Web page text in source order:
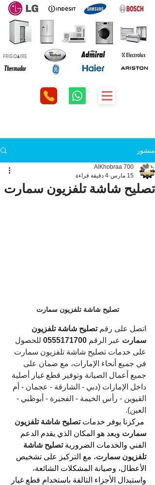
منشور
تصليح شاشة تلفزيون سمارت
AlKhobraa 700
15 مارس
4 دقيقة قراءة
تصليح شاشة تلفزيون سمارت
اتصل على رقم تصليح شاشة تلفزيون
سمارت عبر الرقم 0555171700 للحصول
على خدمات تصليح شاشة تلفزيون سمارت
في جميع أنحاء الإمارات، مع ضمان على
جميع أعمال الصيانة وتوفير قطع غيار أصلية
داخل الإمارات (دبي - الشارقة - عجمان - أم
القيوين - رأس الخيمة - الفجيرة - أبوظبي -
العين).
مركزنا يوفر خدمات تصليح شاشة تلفزيون
سمارت ويعد هو المكان الذي يقدم الدعم
الفني والخدمات الضرورية تصليح شاشة
تلفزيون سمارت، مع التركيز على تشخيص
الأعطال، وصيانة المشكلات الشائعة،
واستبدال الأجزاء التالفة باستخدام قطع غيار